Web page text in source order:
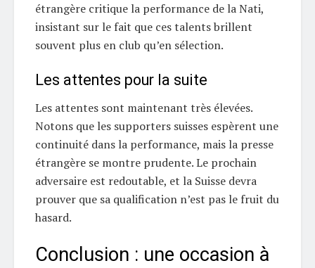
étrangère critique la performance de la Nati,
insistant sur le fait que ces talents brillent
souvent plus en club qu’en sélection.
Les attentes pour la suite
Les attentes sont maintenant très élevées.
Notons que les supporters suisses espèrent une
continuité dans la performance, mais la presse
étrangère se montre prudente. Le prochain
adversaire est redoutable, et la Suisse devra
prouver que sa qualification n’est pas le fruit du
hasard.
Conclusion : une occasion à